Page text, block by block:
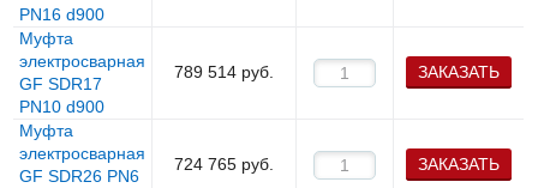
PN16 d900
Муфта
электросварная
GF SDR17
PN10 d900
789 514 руб. ЗАКАЗАТЬ
Муфта
электросварная
GF SDR26 PN6
724 765 руб. ЗАКАЗАТЬ